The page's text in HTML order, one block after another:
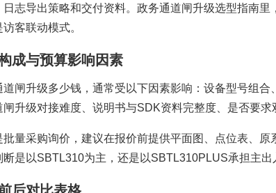
日志导出策略和交付资料。政务通道闸升级选型指南
客联动模式。
成与预算影响因素
道闸升级多少钱，通常受以下因素影响：设备型号组
闸升级对接难度、说明书与SDK资料完整度、是否要求
批量采购询价，建议在报价前提供平面图、点位表、
断是以SBTL310为主，还是以SBTL310PLUS承担主出